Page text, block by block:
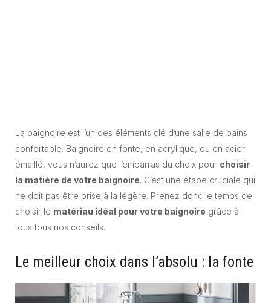
La baignoire est l’un des éléments clé d’une salle de bains
confortable. Baignoire en fonte, en acrylique, ou en acier
émaillé, vous n’aurez que l’embarras du choix pour choisir
la matière de votre baignoire. C’est une étape cruciale qui
ne doit pas être prise à la légère. Prenez donc le temps de
choisir le matériau idéal pour votre baignoire grâce à
tous tous nos conseils.
Le meilleur choix dans l’absolu : la fonte